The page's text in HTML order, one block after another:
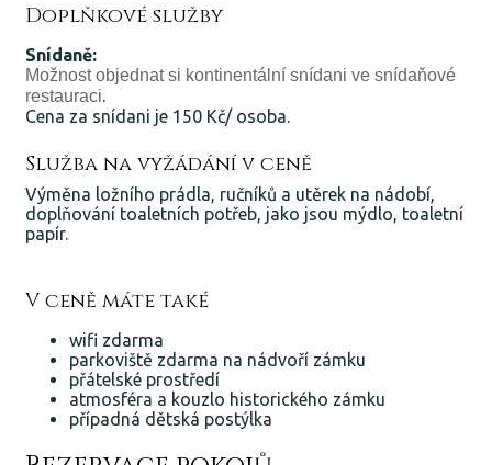
Doplňkové služby
Snídaně:
Možnost objednat si kontinentální snídani ve snídaňové
restauraci.
Cena za snídani je 150 Kč/ osoba.
Služba na vyžádání v ceně
Výměna ložního prádla, ručníků a utěrek na nádobí,
doplňování toaletních potřeb, jako jsou mýdlo, toaletní
papír.
V ceně máte také
wifi zdarma
parkoviště zdarma na nádvoří zámku
přátelské prostředí
atmosféra a kouzlo historického zámku
případná dětská postýlka